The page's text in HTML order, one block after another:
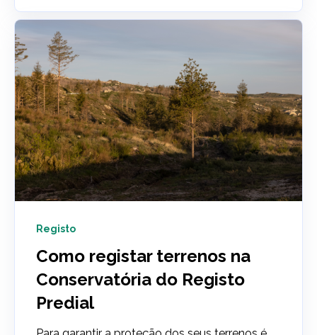
Registo
Como registar terrenos na
Conservatória do Registo
Predial